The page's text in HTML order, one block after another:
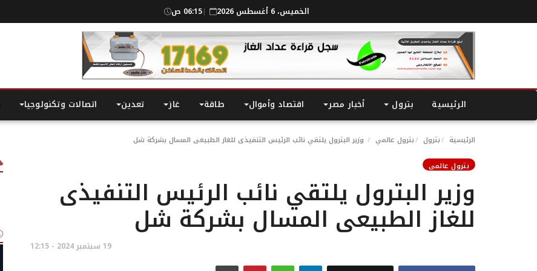
الخميس، 6 أغسطس 2026 |06:15 ص
الرئيسية بترول أخبار مصر اقتصاد وأموال طاقة غاز تعدين اتصالات وتكنولوجيا
الرئيسية بترول بترول عالمي وزير البترول يلتقي نائب الرئيس التنفيذى للغاز الطبيعى المسال بشركة شل
بترول عالمي
وزير البترول يلتقي نائب الرئيس التنفيذى
للغاز الطبيعى المسال بشركة شل
19 سبتمبر 2024 - 12:15